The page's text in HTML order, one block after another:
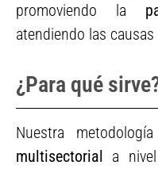
promoviendo la
atendiendo las
¿Para qué
Nuestra
multisectorial a